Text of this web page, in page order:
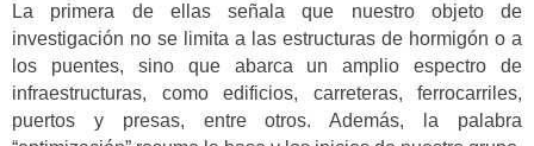
La primera de ellas señala que nuestro objeto de
investigación no se limita a las estructuras de hormigón o a
los puentes, sino que abarca un amplio espectro de
infraestructuras, como edificios, carreteras, ferrocarriles,
puertos y presas, entre otros. Además, la palabra